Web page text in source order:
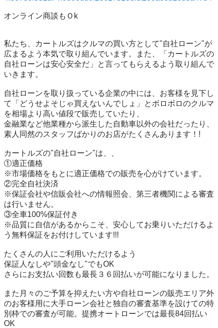
オンライン商談もＯk
私たち、カートルズはクルマの買い方として"自社ローン"が
広まるよう本気で取り組んでいます。また、「カートルズの
自社ローンは安心安全だ」と言ってもらえるよう取り組んで
いきます。
自社ローンを取り扱っている企業の中には、お客様を見下し
て「どうせよそじゃ買えないんでしょ」とボロボロのクルマ
を相場より高い値段で販売していたり、
金融業など他業種から派生した自動車以外の会社だったり、
素人同然のスタッフばかりのお店がたくさんあります！!
カートルズの"自社ローン"は、、
①適正価格
※市場価格をもとに適正価格での販売を心がけています。
②完全自社決済
※保証会社や信販会社への情報照会、第三者機関による審査
は行いません。
③全車100%保証付き
※品質に自信があるからこそ、安心してお乗りいただけるよ
う無料保証をお付けしています!!!
たくさんの人にご利用いただけるよう
保証人なしや"頭金なし"でもOK
さらにお支払い回数も最長３６回払いが可能になりました。
また月々のご予算を抑えたい方や自社ローンの販売エリア外
のお客様用に大手ローン会社と独自の審査基準を設けての特
別枠での審査が可能。提携オートローンでは最長84回払い
OK